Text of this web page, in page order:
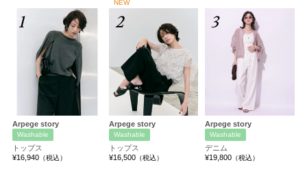
1
Arpege story
Washable
トップス
¥16,940（税込）
NEW
2
Arpege story
Washable
トップス
¥16,500（税込）
3
Arpege story
Washable
デニム
¥19,800 （税込）